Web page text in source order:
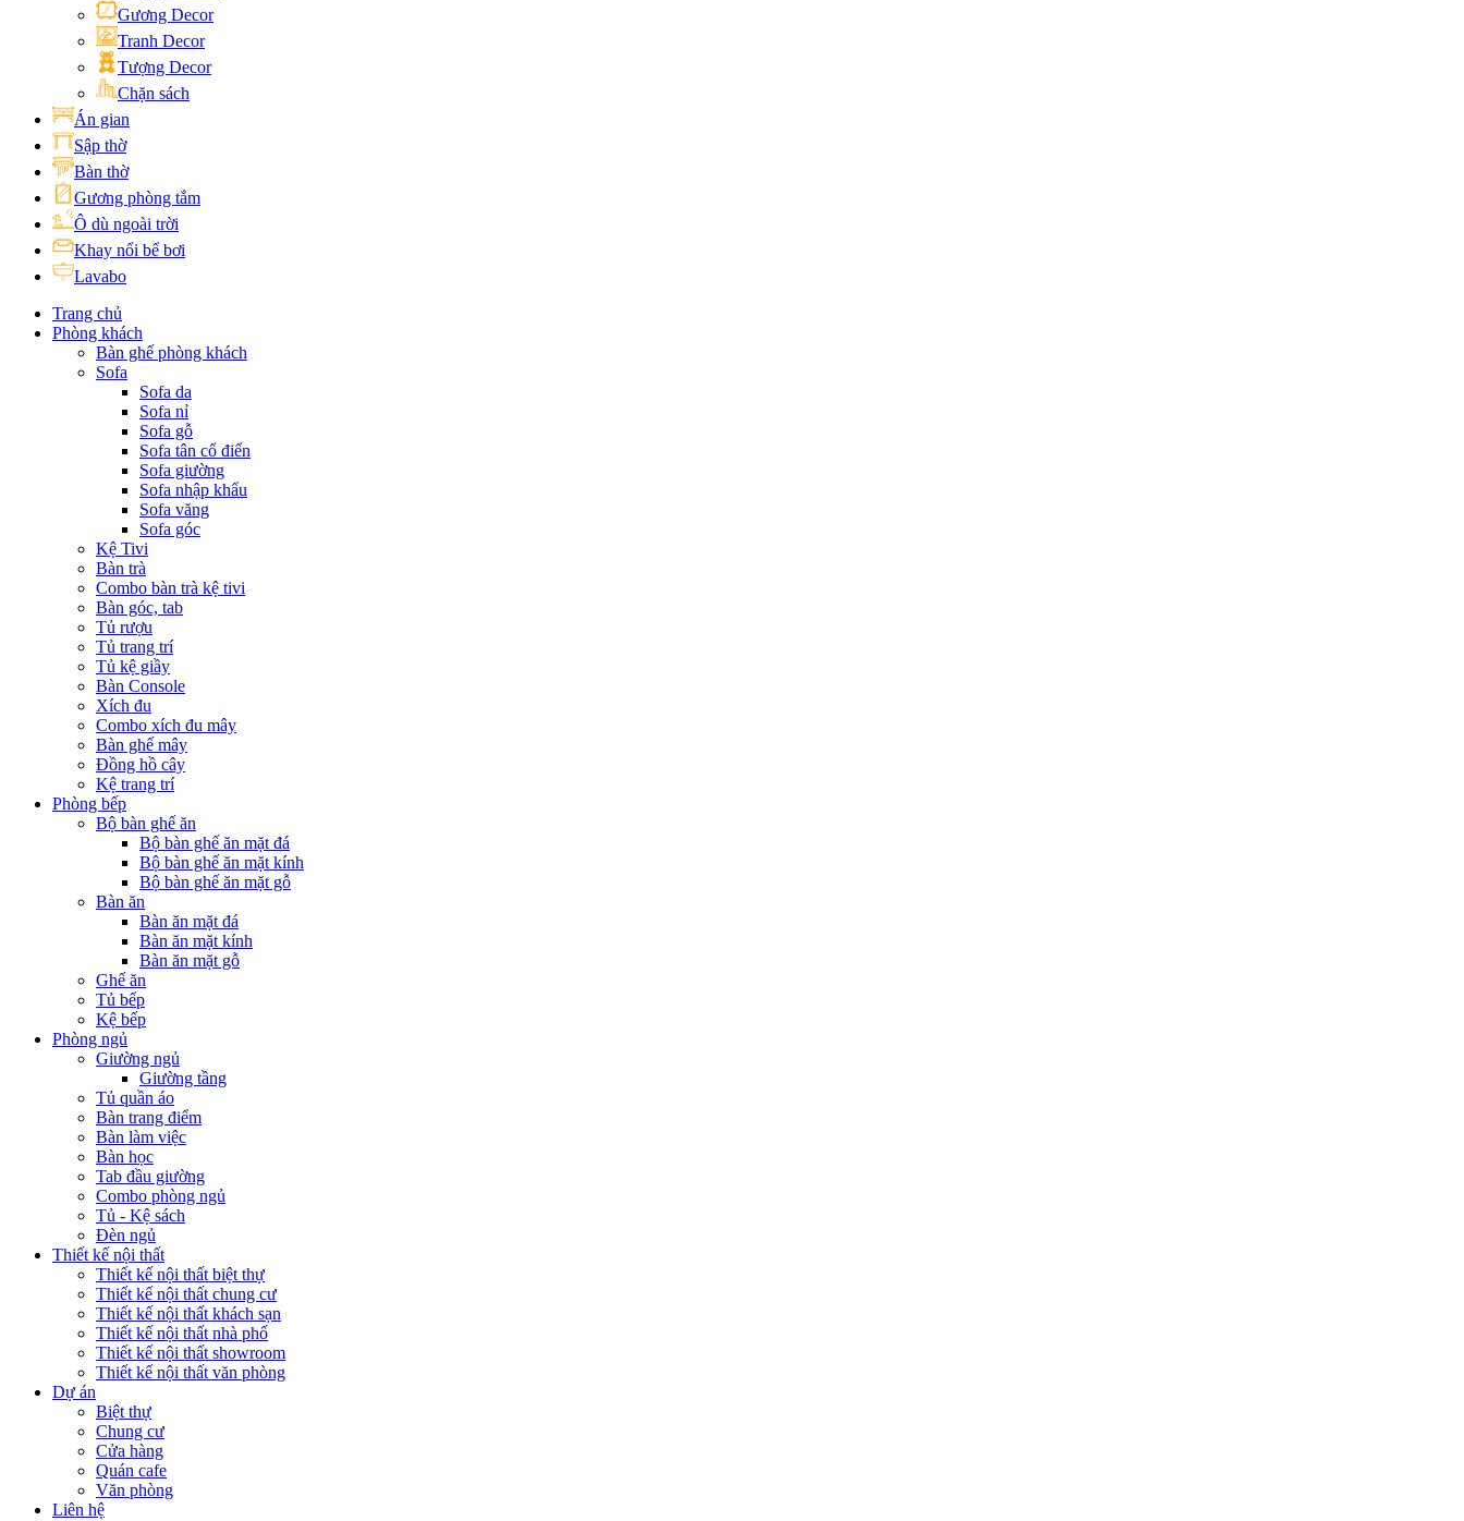
Gương Decor
Tranh Decor
Tượng Decor
Chặn sách
Án gian
Sập thờ
Bàn thờ
Gương phòng tắm
Ô dù ngoài trời
Khay nổi bể bơi
Lavabo
Trang chủ
Phòng khách
Bàn ghế phòng khách
Sofa
Sofa da
Sofa nỉ
Sofa gỗ
Sofa tân cổ điển
Sofa giường
Sofa nhập khẩu
Sofa văng
Sofa góc
Kệ Tivi
Bàn trà
Combo bàn trà kệ tivi
Bàn góc, tab
Tủ rượu
Tủ trang trí
Tủ kệ giầy
Bàn Console
Xích đu
Combo xích đu mây
Bàn ghế mây
Đồng hồ cây
Kệ trang trí
Phòng bếp
Bộ bàn ghế ăn
Bộ bàn ghế ăn mặt đá
Bộ bàn ghế ăn mặt kính
Bộ bàn ghế ăn mặt gỗ
Bàn ăn
Bàn ăn mặt đá
Bàn ăn mặt kính
Bàn ăn mặt gỗ
Ghế ăn
Tủ bếp
Kệ bếp
Phòng ngủ
Giường ngủ
Giường tầng
Tủ quần áo
Bàn trang điểm
Bàn làm việc
Bàn học
Tab đầu giường
Combo phòng ngủ
Tủ - Kệ sách
Đèn ngủ
Thiết kế nội thất
Thiết kế nội thất biệt thự
Thiết kế nội thất chung cư
Thiết kế nội thất khách sạn
Thiết kế nội thất nhà phố
Thiết kế nội thất showroom
Thiết kế nội thất văn phòng
Dự án
Biệt thự
Chung cư
Cửa hàng
Quán cafe
Văn phòng
Liên hệ